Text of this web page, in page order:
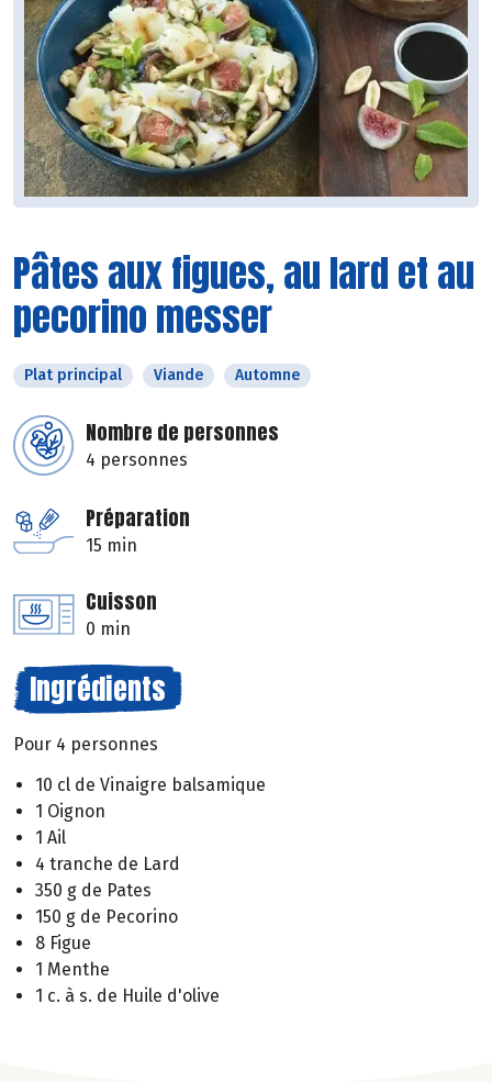
Pâtes aux figues, au lard et au
pecorino messer
Plat principal Viande Automne
Nombre de personnes
4 personnes
Préparation
15 min
Cuisson
0 min
Ingrédients
Pour 4 personnes
10 cl de Vinaigre balsamique
1 Oignon
1 Ail
4 tranche de Lard
350 g de Pates
150 g de Pecorino
8 Figue
1 Menthe
1 c. à s. de Huile d'olive